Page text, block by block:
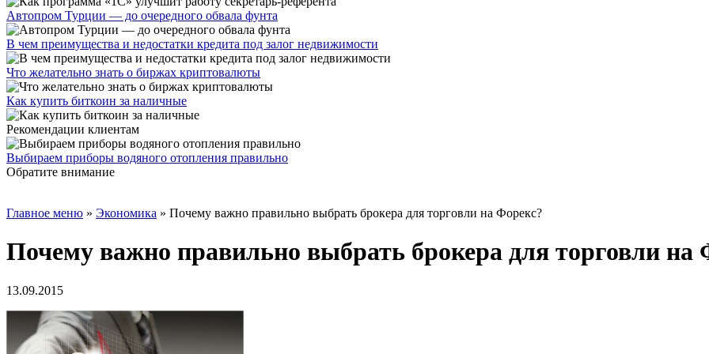
Автопром Турции — до очередного обвала фунта
В чем преимущества и недостатки кредита под залог недвижимости
Что желательно знать о биржах криптовалюты
Как купить биткоин за наличные
Рекомендации клиентам
Выбираем приборы водяного отопления правильно
Обратите внимание
Главное меню » Экономика » Почему важно правильно выбрать брокера для торговли на Форекс?
Почему важно правильно выбрать брокера для торговли на
13.09.2015